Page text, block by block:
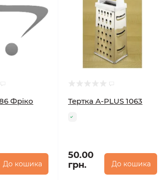
Фріко
До кошика
Тертка A-PLUS 1063
50.00
грн.
До кошика